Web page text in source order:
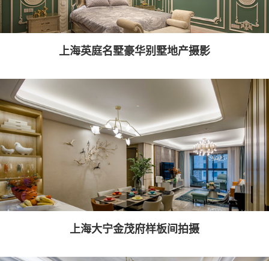
上海英庭名墅豪华别墅地产摄影
上海大宁金茂府样板间拍摄